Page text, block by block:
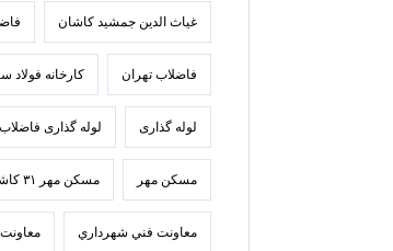
غیاث الدین جمشید کاشان
فاضلاب تهران كارخانه فولاد
لوله گذاری لوله گذاری فاضلاب
مسکن مهر مسکن مهر ۳۱ کاشان( قمصر)
معاونت فني شهرداري